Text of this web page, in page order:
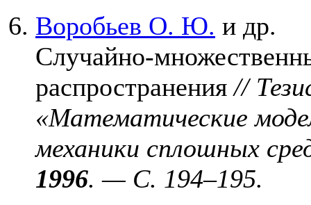
Воробьев О. Ю. и др.
Случайно-
распространения//
«Математические
механики сплошных
1996. — C. 194–195.